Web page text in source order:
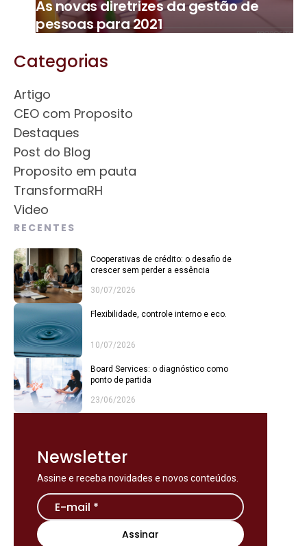
As novas diretrizes da gestão de
pessoas para 2021
Categorias
Artigo
CEO com Proposito
Destaques
Post do Blog
Proposito em pauta
TransformaRH
Video
RECENTES
Cooperativas de crédito: o desafio de
crescer sem perder a essência
30/07/2026
Flexibilidade, controle interno e eco.
10/07/2026
Board Services: o diagnóstico como
ponto de partida
23/06/2026
Newsletter
Assine e receba novidades e novos conteúdos.